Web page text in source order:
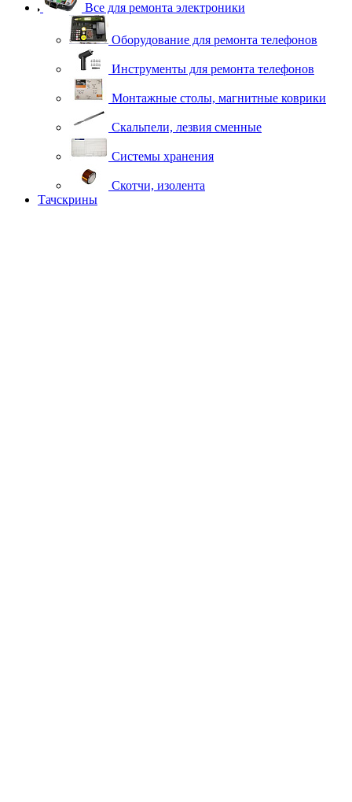
Все для ремонта электроники
Оборудование для ремонта телефонов
Инструменты для ремонта телефонов
Монтажные столы, магнитные коврики
Скальпели, лезвия сменные
Системы хранения
Скотчи, изолента
Тачскрины